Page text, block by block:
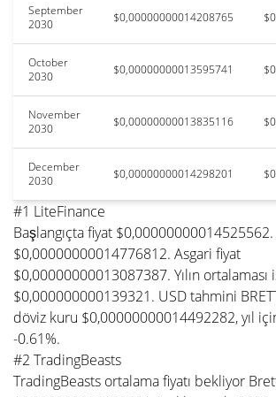
September
2030
$0,00000000014208765
October
2030
$0,00000000013595741
November
2030
$0,00000000013835116
December
2030
$0,00000000014298201
#1 LiteFinance
Başlangıçta fiyat
$0,00000000014776812. Asgari fiyat
$0,00000000013087387. Yılın ortalaması
$0,000000000139321. USD tahmini
döviz kuru $0,00000000014492282, yıl
-0.61%.
#2 TradingBeasts
TradingBeasts ortalama fiyatı bekliyor